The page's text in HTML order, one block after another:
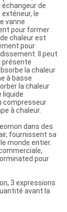
de
le
vanne
pour former
chaleur est
pour
Il peut
présente
la chaleur
à basse
la chaleur
liquide
compresseur
à chaleur.
dans des
fournissent sa
monde entier.
pour
3 expressions
avant la